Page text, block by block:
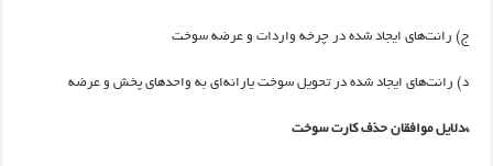
ج) رانت‌های ایجاد شده در چرخه واردات و عرضه سوخت
د) رانت‌های ایجاد شده در تحویل سوخت یارانه‌ای به واحدهای پخش و عرضه
*دلایل موافقان حذف کارت سوخت